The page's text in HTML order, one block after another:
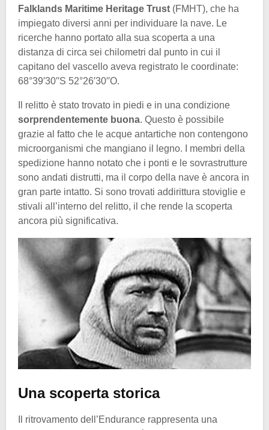
Falklands Maritime Heritage Trust (FMHT), che ha
impiegato diversi anni per individuare la nave. Le
ricerche hanno portato alla sua scoperta a una
distanza di circa sei chilometri dal punto in cui il
capitano del vascello aveva registrato le coordinate:
68°39′30′′S 52°26′30′′O.
Il relitto è stato trovato in piedi e in una condizione
sorprendentemente buona. Questo è possibile
grazie al fatto che le acque antartiche non contengono
microorganismi che mangiano il legno. I membri della
spedizione hanno notato che i ponti e le sovrastrutture
sono andati distrutti, ma il corpo della nave è ancora in
gran parte intatto. Si sono trovati addirittura stoviglie e
stivali all’interno del relitto, il che rende la scoperta
ancora più significativa.
Una scoperta storica
Il ritrovamento dell’Endurance rappresenta una